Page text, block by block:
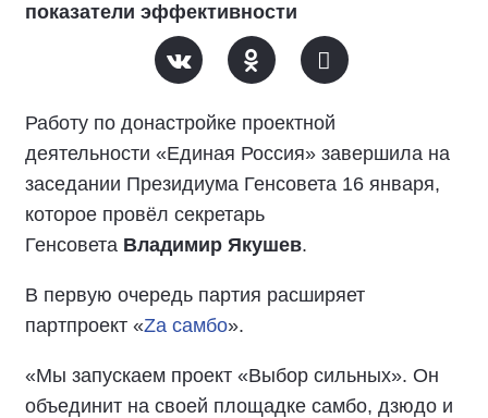
показатели эффективности
Работу по донастройке проектной
деятельности «Единая Россия» завершила на
заседании Президиума Генсовета 16 января,
которое провёл секретарь
Генсовета Владимир Якушев.
В первую очередь партия расширяет
партпроект «Zа самбо».
«Мы запускаем проект «Выбор сильных». Он
объединит на своей площадке самбо, дзюдо и